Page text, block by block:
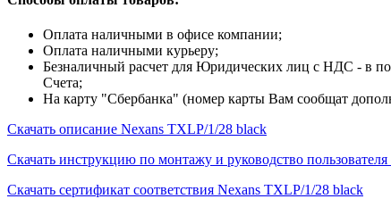
Оплата наличными в офисе компании;
Оплата наличными курьеру;
Безналичный расчет для Юридических лиц с НДС - в
Счета;
На карту "Сбербанка" (номер карты Вам сообщат
Скачать описание Nexans TXLP/1/28 black
Скачать инструкцию по монтажу и руководство
Скачать сертификат соответствия Nexans TXLP/1/28 black